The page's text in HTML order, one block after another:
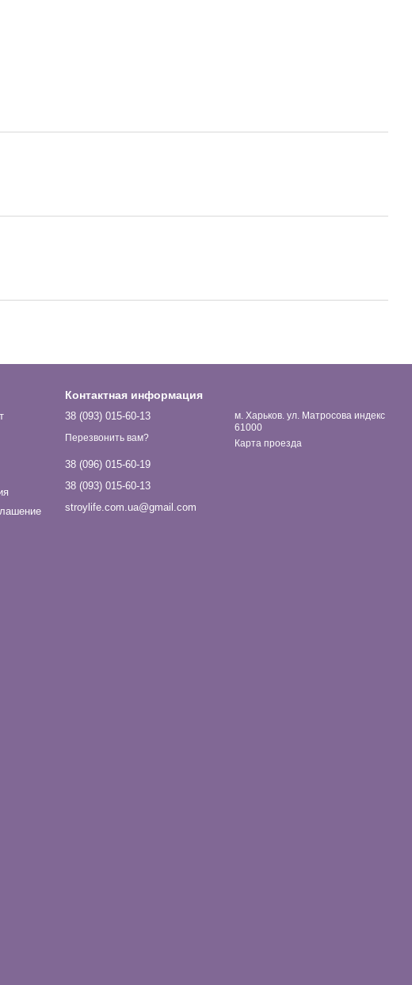
Контактная информация
38 (093) 015-60-13
Перезвонить вам?
38 (096) 015-60-19
38 (093) 015-60-13
stroylife.com.ua@gmail.com
м. Харьков. ул. Матросова индекс
61000
Карта проезда